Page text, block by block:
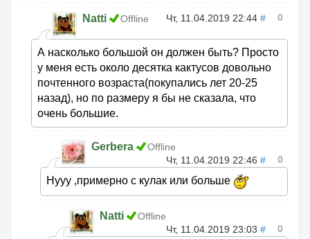
Natti Offline Чт, 11.04.2019 22:44 # 0
А насколько большой он должен быть? Просто
у меня есть около десятка кактусов довольно
почтенного возраста(покупались лет 20-25
назад), но по размеру я бы не сказала, что
очень большие.
Gerbera
Offline
Чт, 11.04.2019 22:46 # 0
Нууу ,примерно с кулак или больше
Natti
Offline
Чт, 11.04.2019 23:03 # 0